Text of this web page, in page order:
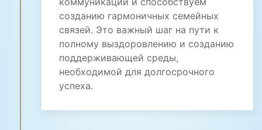
созданию гармоничных семейных
связей. Это важный шаг на пути к
полному выздоровлению и созданию
поддерживающей среды,
необходимой для долгосрочного
успеха.